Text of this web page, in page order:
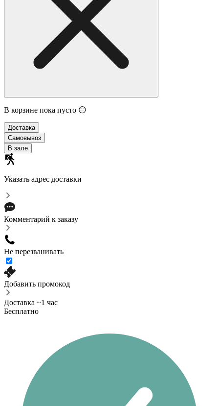
В корзине пока пусто 😑
Доставка
Самовывоз
В зале
Указать адрес доставки
Комментарий к заказу
Не перезванивать
Добавить промокод
Доставка ~1 час
Бесплатно